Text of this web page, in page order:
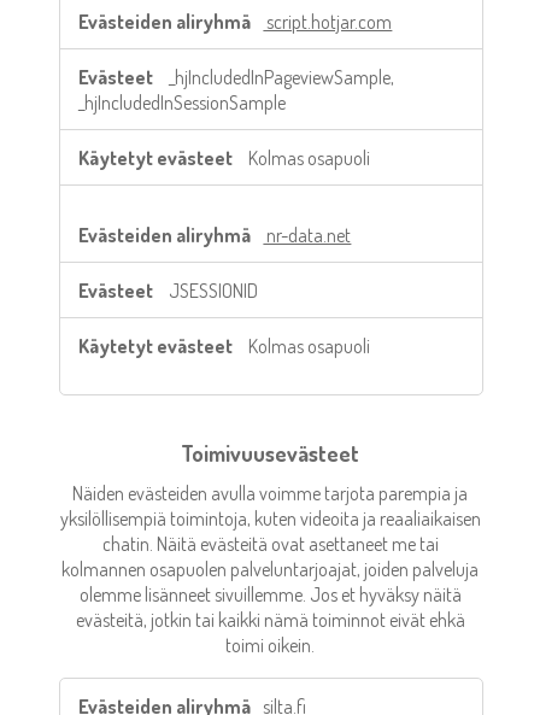
script.hotjar.com
_hjIncludedInPageviewSample,
_hjIncludedInSessionSample
Kolmas osapuoli
nr-data.net
JSESSIONID
Kolmas osapuoli
Toimivuusevästeet
Näiden evästeiden avulla voimme tarjota parempia ja
yksilöllisempiä toimintoja, kuten videoita ja reaaliaikaisen
chatin. Näitä evästeitä ovat asettaneet me tai
kolmannen osapuolen palveluntarjoajat, joiden palveluja
olemme lisänneet sivuillemme. Jos et hyväksy näitä
evästeitä, jotkin tai kaikki nämä toiminnot eivät ehkä
toimi oikein.
Toimivuusevästeet
silta.fi